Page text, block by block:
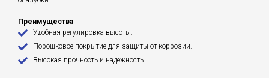
Преимущества
Удобная регулировка высоты.
Порошковое покрытие для защиты от коррозии.
Высокая прочность и надежность.